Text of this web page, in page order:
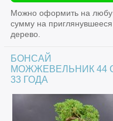
Можно оформить на
сумму на приглянувшееся
дерево.
БОНСАЙ
МОЖЖЕВЕЛЬНИК 44
33 ГОДА